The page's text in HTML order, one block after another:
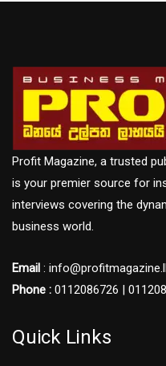
Profit Magazine, a trusted
is your premier source for
interviews covering the
business world.
Email :
Phone : 0112086726 |
Quick Links